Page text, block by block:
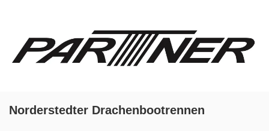
Norderstedter Drachenbootrennen